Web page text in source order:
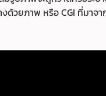
วยภาพ หรือ CGI ที่มาจ